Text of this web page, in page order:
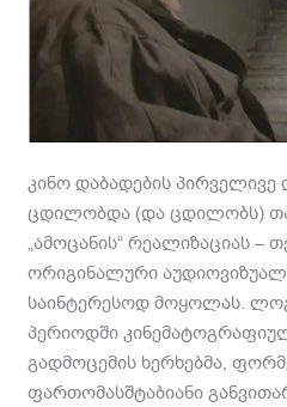
კინო დაბადების პირველივე
ცდილობდა (და ცდილობს)
„ამოცანის“ რეალიზაციას –
ორიგინალური
საინტერესოდ მოყოლას.
პერიოდში
გადმოცემის ხერხებმა,
ფართომასშტაბიანი